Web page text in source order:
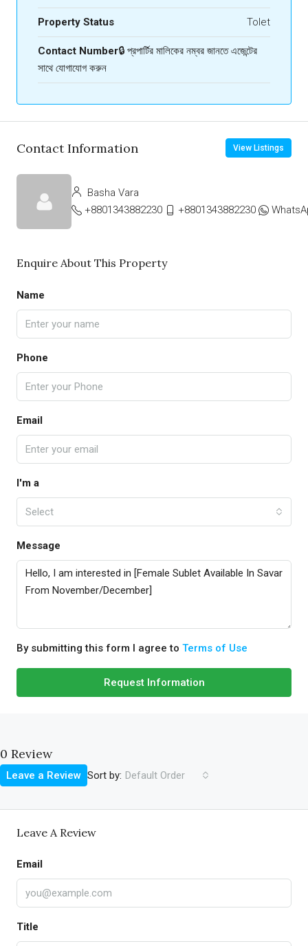
Property Status Tolet
Contact Number🔒 প্রপার্টির মালিকের নম্বর জানতে এজেন্টের
সাথে যোগাযোগ করুন
Contact Information View Listings
Basha Vara
+8801343882230
+8801343882230
Enquire About This Property
Name
Phone
Email
I'm a
Select
Message
By submitting this form I agree to Terms of Use
Request Information
0 Review
Sort by: Default Order
Leave a Review
Leave A Review
Email
Title